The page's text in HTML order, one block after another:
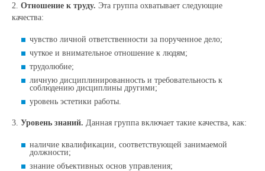
2. Отношение к труду. Эта группа охватывает следующие
качества:
чувство личной ответственности за порученное дело;
чуткое и внимательное отношение к людям;
трудолюбие;
личную дисциплинированность и требовательность к
соблюдению дисциплины другими;
уровень эстетики работы.
3. Уровень знаний. Данная группа включает такие качества, как:
наличие квалификации, соответствующей занимаемой
должности;
знание объективных основ управления;